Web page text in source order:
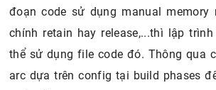
đoạn code sử dụng manual memory
chính retain hay release,...thì lập
thể sử dụng file code đó. Thông qua
arc dựa trên config tại build phases